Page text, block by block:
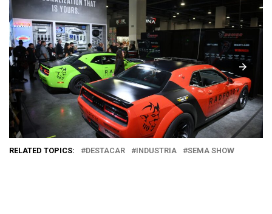
RELATED TOPICS: DESTACAR INDUSTRIA SEMA SHOW